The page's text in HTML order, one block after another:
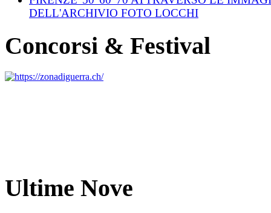
DELL'ARCHIVIO FOTO LOCCHI
Concorsi & Festival
Ultime Nove